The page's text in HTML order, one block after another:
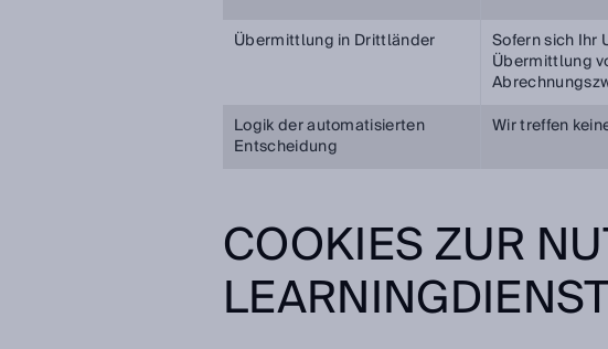
Übermittlung in Drittländer Sofern sich Ihr
Übermittlung
Logik der automatisierten
Entscheidung
Wir treffen
COOKIES ZUR